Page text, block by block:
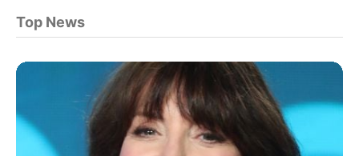
Top News